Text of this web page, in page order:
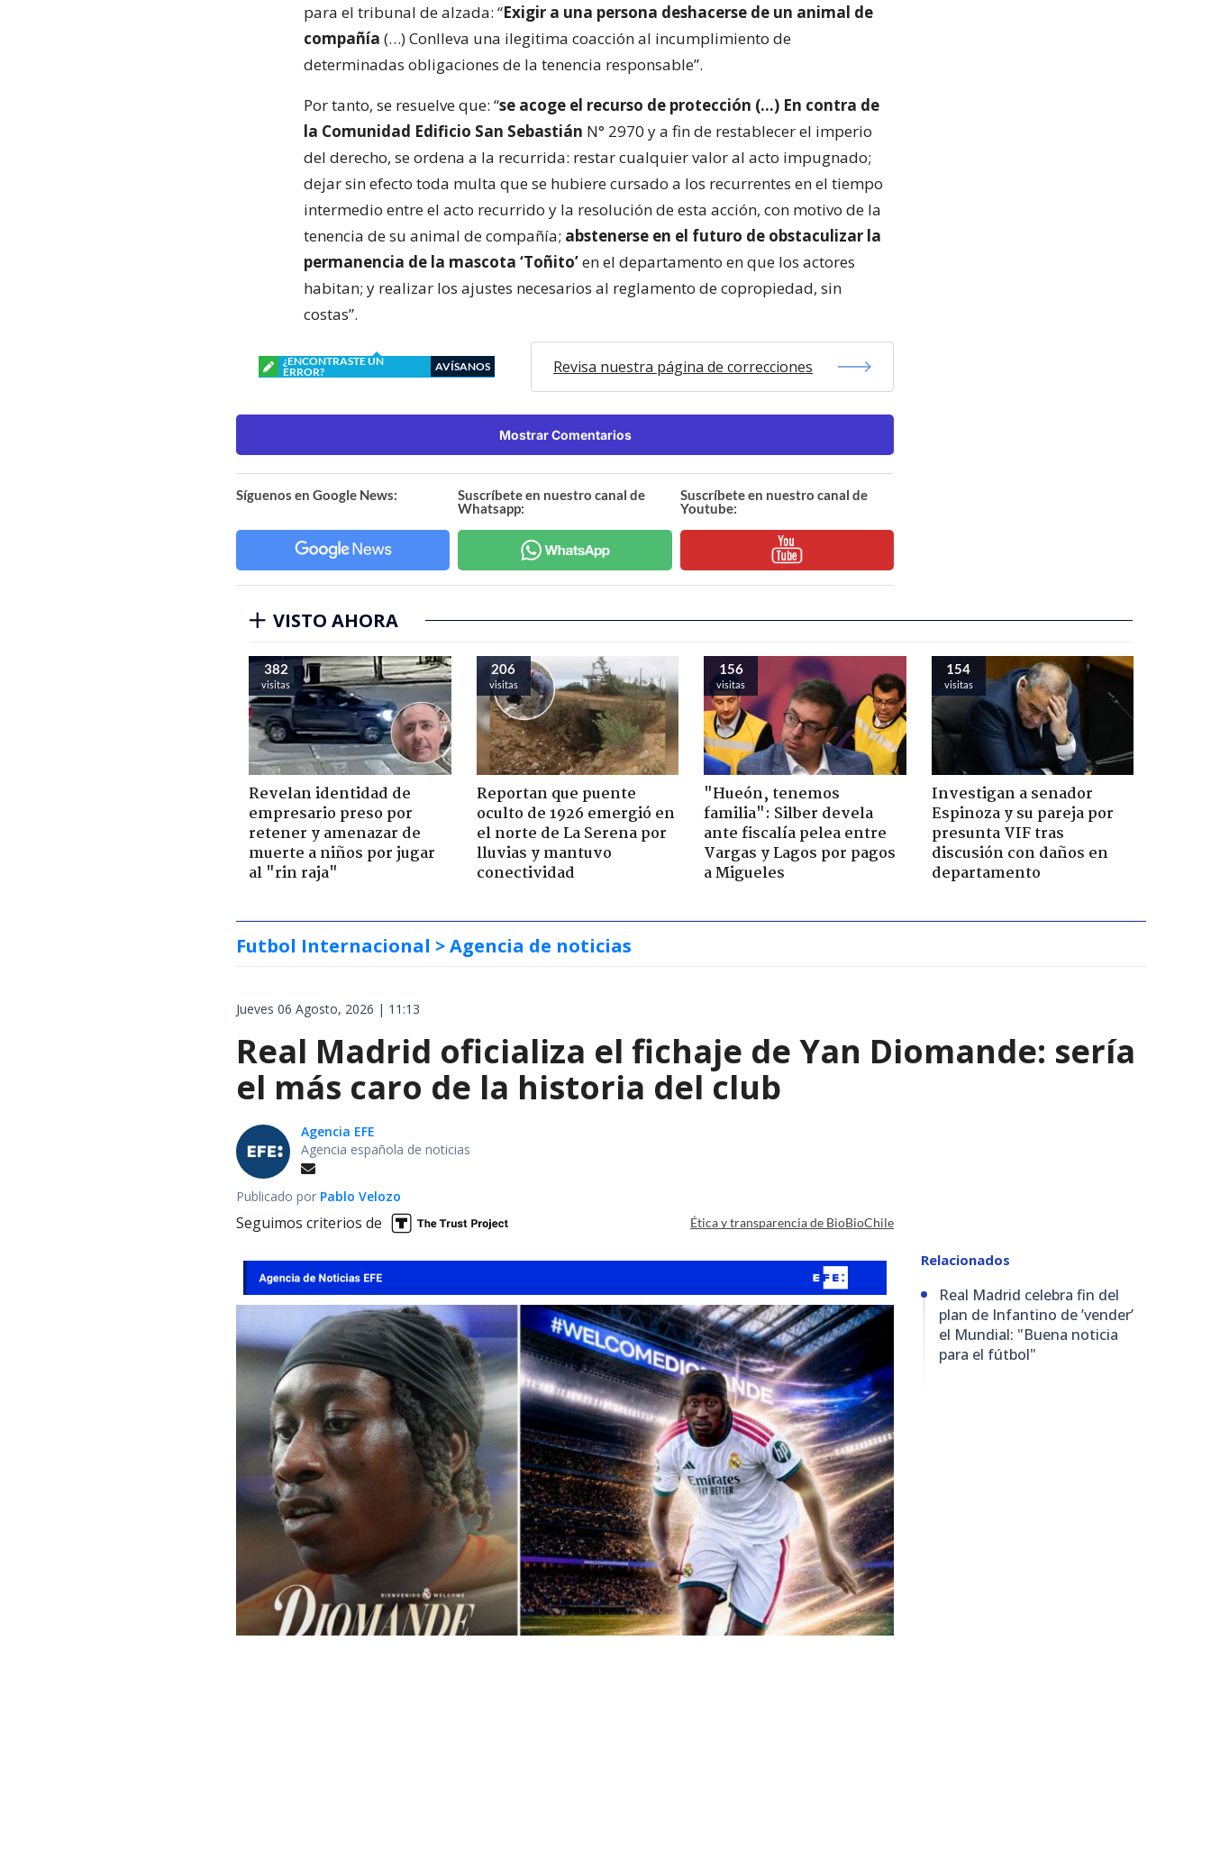
para el tribunal de alzada: “Exigir a una persona deshacerse de un animal de
compañía (…) Conlleva una ilegitima coacción al incumplimiento de
determinadas obligaciones de la tenencia responsable”.
Por tanto, se resuelve que: “se acoge el recurso de protección (…) En contra de
la Comunidad Edificio San Sebastián N° 2970 y a fin de restablecer el imperio
del derecho, se ordena a la recurrida: restar cualquier valor al acto impugnado;
dejar sin efecto toda multa que se hubiere cursado a los recurrentes en el tiempo
intermedio entre el acto recurrido y la resolución de esta acción, con motivo de la
tenencia de su animal de compañía; abstenerse en el futuro de obstaculizar la
permanencia de la mascota ‘Toñito’en el departamento en que los actores
habitan; y realizar los ajustes necesarios al reglamento de copropiedad, sin
costas”.
¿ENCONTRASTE UN
ERROR?
AVÍSANOS Revisa nuestra página de correcciones
Mostrar Comentarios
Síguenos en Google News:
Suscríbete en nuestro canal de
Whatsapp:
Suscríbete en nuestro canal de
Youtube:
VISTO AHORA
382
visitas
Revelan identidad de
empresario preso por
retener y amenazar de
muerte a niños por jugar
al "rin raja"
206
visitas
Reportan que puente
oculto de 1926 emergió en
el norte de La Serena por
lluvias y mantuvo
conectividad
156
visitas
"Hueón, tenemos
familia": Silber devela
ante fiscalía pelea entre
Vargas y Lagos por pagos
a Migueles
154
visitas
Investigan a senador
Espinoza y su pareja por
presunta VIF tras
discusión con daños en
departamento
Futbol Internacional > Agencia de noticias
Jueves 06 Agosto, 2026 | 11:13
Real Madrid oficializa el fichaje de Yan Diomande: sería
el más caro de la historia del club
Agencia EFE
Agencia española de noticias
Publicado por Pablo Velozo
Seguimos criterios de Ética y transparencia de BioBioChile
Relacionados
Real Madrid celebra fin del
plan de Infantino de ’vender’
el Mundial: "Buena noticia
para el fútbol"